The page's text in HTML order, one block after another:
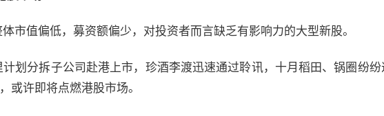
市值偏低，募资额偏少，对投资者而言缺乏有影响力的大型新股。
划分拆子公司赴港上市，珍酒李渡迅速通过聆讯，十月稻田、锅圈纷纷
或许即将点燃港股市场。